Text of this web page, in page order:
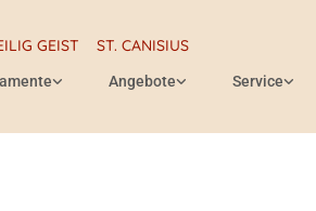
GEIST ST. CANISIUS
Angebote Service